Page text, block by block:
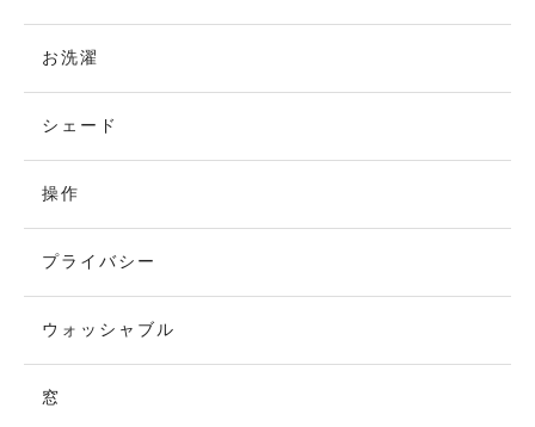
お洗濯
シェード
操作
プライバシー
ウォッシャブル
窓